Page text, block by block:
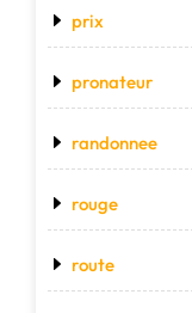
prix
pronateur
randonnee
rouge
route